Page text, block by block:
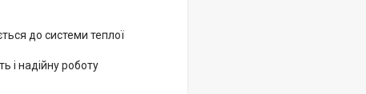
до системи теплої
і надійну роботу